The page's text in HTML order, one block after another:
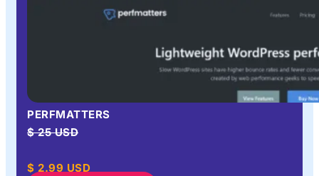
PERFMATTERS
$ 25 USD
$ 2.99 USD